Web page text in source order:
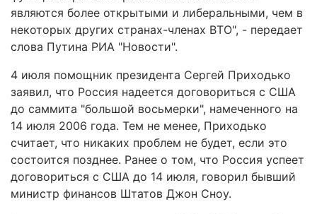
являются более открытыми и либеральными, чем в
некоторых других странах-членах ВТО", - передает
слова Путина РИА "Новости".
4 июля помощник президента Сергей Приходько
заявил, что Россия надеется договориться с США
до саммита "большой восьмерки", намеченного на
14 июля 2006 года. Тем не менее, Приходько
считает, что никаких проблем не будет, если это
состоится позднее. Ранее о том, что Россия успеет
договориться с США до 14 июля, говорил бывший
министр финансов Штатов Джон Сноу.